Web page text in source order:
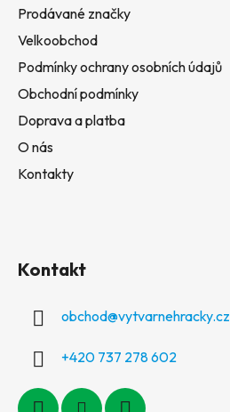
Prodávané značky
Velkoobchod
Podmínky ochrany osobních údajů
Obchodní podmínky
Doprava a platba
O nás
Kontakty
Kontakt
obchod@vytvarnehracky.cz
+420 737 278 602